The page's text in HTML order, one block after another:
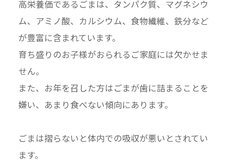
高栄養価であるごまは、タンパク質、マグネシウ
ム、アミノ酸、カルシウム、食物繊維、鉄分など
が豊富に含まれています。
育ち盛りのお子様がおられるご家庭には欠かせま
せん。
また、お年を召した方はごまが歯に詰まることを
嫌い、あまり食べない傾向にあります。
ごまは摺らないと体内での吸収が悪いとされてい
ます。